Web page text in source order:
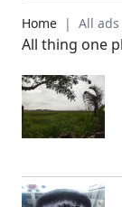
Home All ads
All thing one